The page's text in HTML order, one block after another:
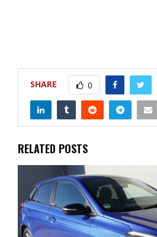
SHARE 0
RELATED POSTS